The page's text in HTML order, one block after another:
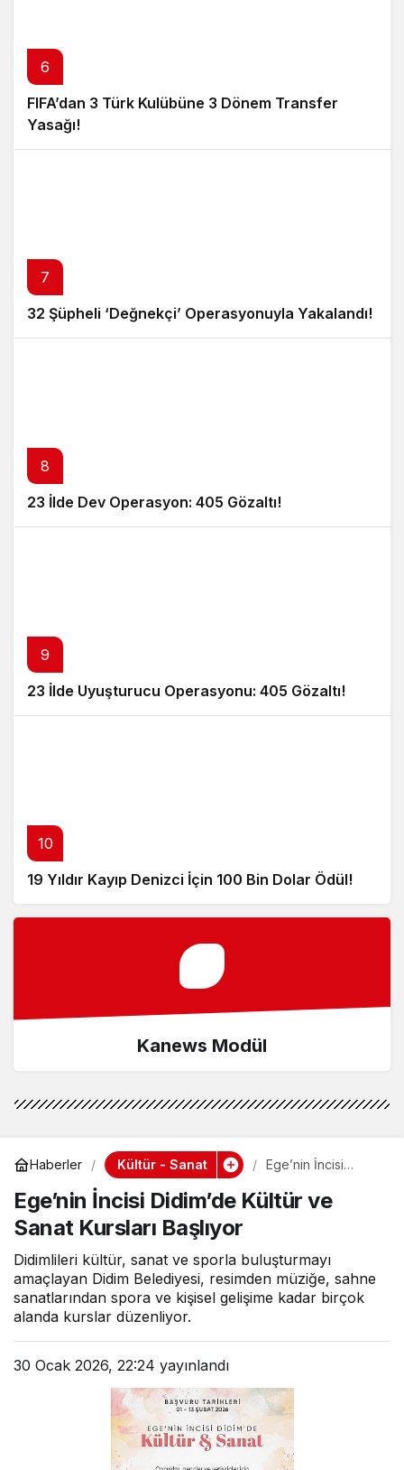
6
FIFA’dan 3 Türk Kulübüne 3 Dönem Transfer
Yasağı!
7
32 Şüpheli ‘Değnekçi’ Operasyonuyla Yakalandı!
8
23 İlde Dev Operasyon: 405 Gözaltı!
9
23 İlde Uyuşturucu Operasyonu: 405 Gözaltı!
10
19 Yıldır Kayıp Denizci İçin 100 Bin Dolar Ödül!
Kanews Modül
Haberler Kültür - Sanat
Ege’nin İncisi
Sanat Kursları
Başlıyor
Ege’nin İncisi Didim’de Kültür ve
Sanat Kursları Başlıyor
Didimlileri kültür, sanat ve sporla buluşturmayı
amaçlayan Didim Belediyesi, resimden müziğe, sahne
sanatlarından spora ve kişisel gelişime kadar birçok
alanda kurslar düzenliyor.
30 Ocak 2026, 22:24 yayınlandı